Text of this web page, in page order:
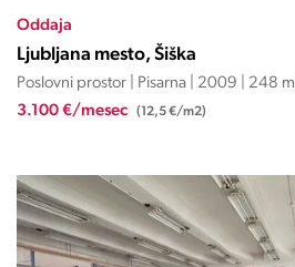
Oddaja
Ljubljana mesto, Šiška
Poslovni prostor | Pisarna | 2009 | 248 m
3.100 €/mesec (12,5 €/m2)